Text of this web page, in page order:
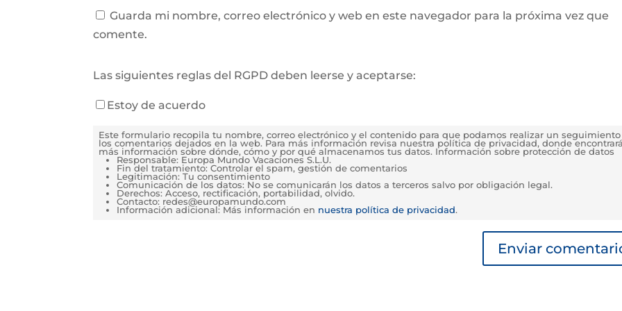
Guarda mi nombre, correo electrónico y web en este navegador para la próxima vez que
comente.
Las siguientes reglas del RGPD deben leerse y aceptarse:
Estoy de acuerdo
Este formulario recopila tu nombre, correo electrónico y el contenido para que podamos realizar un
los comentarios dejados en la web. Para más información revisa nuestra política de privacidad, donde
más información sobre dónde, cómo y por qué almacenamos tus datos. Información sobre protección de datos
Responsable: Europa Mundo Vacaciones S.L.U.
Fin del tratamiento: Controlar el spam, gestión de comentarios
Legitimación: Tu consentimiento
Comunicación de los datos: No se comunicarán los datos a terceros salvo por obligación legal.
Derechos: Acceso, rectificación, portabilidad, olvido.
Contacto: redes@europamundo.com
Información adicional: Más información en nuestra política de privacidad.